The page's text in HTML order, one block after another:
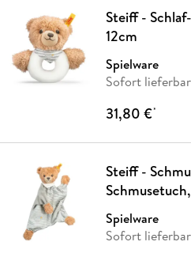
Steiff -
12cm
Spielware
Sofort lieferbar
31,80 €*
Steiff -
Spielware
Sofort lieferbar